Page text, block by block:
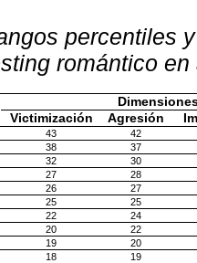
percentiles
romántico en
Victimización
Agresión
43
42
38
37
32
30
27
28
26
27
25
25
22
24
20
22
19
20
18
19